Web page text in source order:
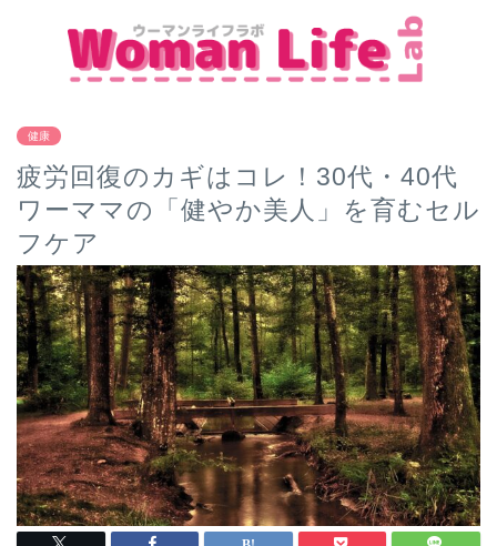
健康
疲労回復のカギはコレ！30代・40代
ワーママの「健やか美人」を育むセル
フケア